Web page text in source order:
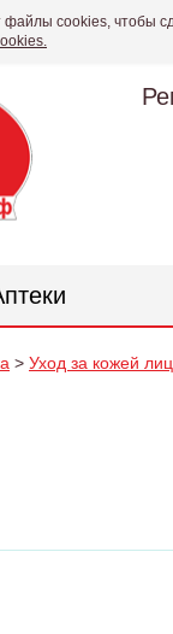
файлы cookies, чтобы
> Уход за кожей